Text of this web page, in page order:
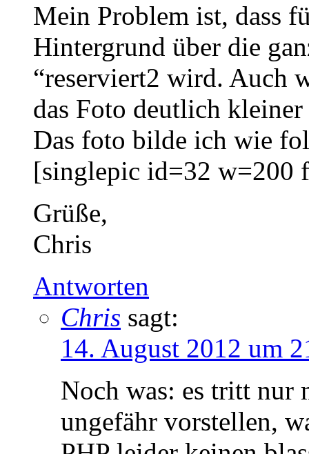
Mein Problem ist, dass
Hintergrund über die
“reserviert2 wird. Auch
das Foto deutlich
Das foto bilde ich wie
[singlepic id=32 w=200
Grüße,
Chris
Antworten
Chris sagt:
14. August 2012 um
Noch was: es tritt nur
ungefähr vorstellen,